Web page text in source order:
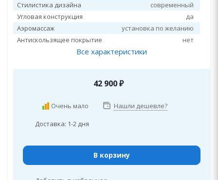
Стилистика дизайна
современный
Угловая конструкция
да
Аэромассаж
установка по желанию
Антискользящее покрытие
нет
Все характеристики
42 900₽
Очень мало Нашли дешевле?
Доставка: 1-2 дня
В корзину